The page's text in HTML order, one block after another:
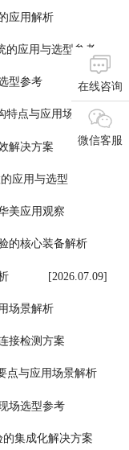
应用解析
[2026.07.18]
的应用与选型参考
[2026.07.17]
型参考
[2026.07.16]
点与应用场景
[2026.07.15]
解决方案
[2026.07.14]
应用与选型
[2026.07.13]
美应用观察
[2026.07.11]
的核心装备解析
[2026.07.10]
[2026.07.09]
场景解析
[2026.07.08]
接检测方案
[2026.07.07]
点与应用场景解析
[2026.07.06]
场选型参考
[2026.07.03]
的集成化解决方案
在线咨询
微信客服